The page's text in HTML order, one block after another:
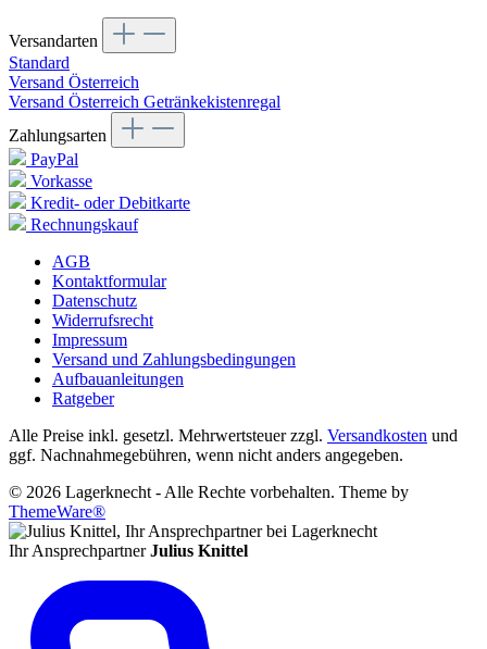
Versandarten
Standard
Versand Österreich
Versand Österreich Getränkekistenregal
Zahlungsarten
PayPal
Vorkasse
Kredit- oder Debitkarte
Rechnungskauf
AGB
Kontaktformular
Datenschutz
Widerrufsrecht
Impressum
Versand und Zahlungsbedingungen
Aufbauanleitungen
Ratgeber
Alle Preise inkl. gesetzl. Mehrwertsteuer zzgl. Versandkosten und
ggf. Nachnahmegebühren, wenn nicht anders angegeben.
© 2026 Lagerknecht - Alle Rechte vorbehalten. Theme by
ThemeWare®
Ihr Ansprechpartner Julius Knittel